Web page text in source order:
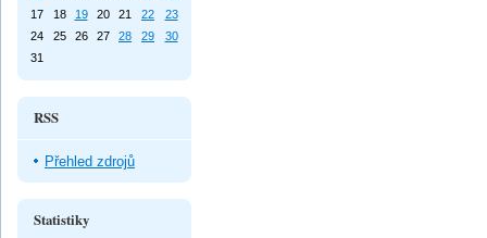
17
18 19 20 21 22
23
24
25 26 27 28 29
30
31
RSS
Přehled zdrojů
Statistiky